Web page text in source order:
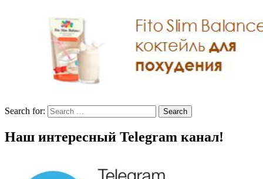
Search for: Search
Наш интересный Telegram канал!